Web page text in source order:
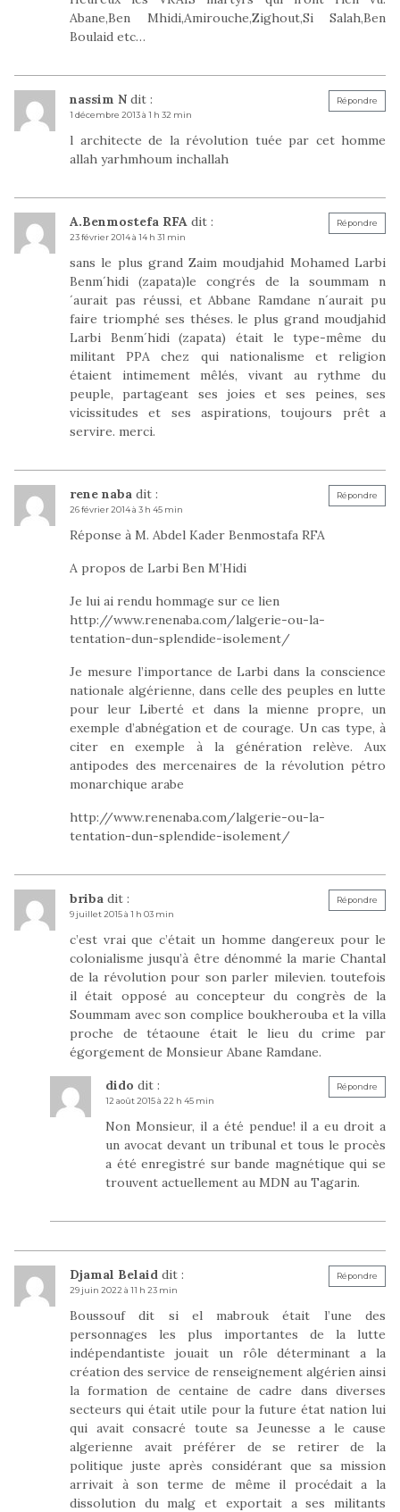
Abane,Ben Mhidi,Amirouche,Zighout,Si Salah,Ben
Boulaid etc…
nassim N dit :
1 décembre 2013 à 1 h 32 min
l architecte de la révolution tuée par cet homme
allah yarhmhoum inchallah
Répondre
A.Benmostefa RFA dit :
23 février 2014 à 14 h 31 min
sans le plus grand Zaim moudjahid Mohamed Larbi
Benm´hidi (zapata)le congrés de la soummam n
´aurait pas réussi, et Abbane Ramdane n´aurait pu
faire triomphé ses théses. le plus grand moudjahid
Larbi Benm´hidi (zapata) était le type-même du
militant PPA chez qui nationalisme et religion
étaient intimement mêlés, vivant au rythme du
peuple, partageant ses joies et ses peines, ses
vicissitudes et ses aspirations, toujours prêt a
servire. merci.
Répondre
rene naba dit :
26 février 2014 à 3 h 45 min
Réponse à M. Abdel Kader Benmostafa RFA
A propos de Larbi Ben M’Hidi
Je lui ai rendu hommage sur ce lien
http://www.renenaba.com/lalgerie-ou-la-
tentation-dun-splendide-isolement/
Je mesure l’importance de Larbi dans la conscience
nationale algérienne, dans celle des peuples en lutte
pour leur Liberté et dans la mienne propre, un
exemple d’abnégation et de courage. Un cas type, à
citer en exemple à la génération relève. Aux
antipodes des mercenaires de la révolution pétro
monarchique arabe
http://www.renenaba.com/lalgerie-ou-la-
tentation-dun-splendide-isolement/
Répondre
briba dit :
9 juillet 2015 à 1 h 03 min
c’est vrai que c’était un homme dangereux pour le
colonialisme jusqu’à être dénommé la marie Chantal
de la révolution pour son parler milevien. toutefois
il était opposé au concepteur du congrès de la
Soummam avec son complice boukherouba et la villa
proche de tétaoune était le lieu du crime par
égorgement de Monsieur Abane Ramdane.
Répondre
dido dit :
12 août 2015 à 22 h 45 min
Non Monsieur, il a été pendue! il a eu droit a
un avocat devant un tribunal et tous le procès
a été enregistré sur bande magnétique qui se
trouvent actuellement au MDN au Tagarin.
Répondre
Djamal Belaid dit :
29 juin 2022 à 11 h 23 min
Boussouf dit si el mabrouk était l’une des
personnages les plus importantes de la lutte
indépendantiste jouait un rôle déterminant a la
création des service de renseignement algérien ainsi
la formation de centaine de cadre dans diverses
secteurs qui était utile pour la future état nation lui
qui avait consacré toute sa Jeunesse a le cause
algerienne avait préférer de se retirer de la
politique juste après considérant que sa mission
arrivait à son terme de même il procédait a la
dissolution du malg et exportait a ses militants
Répondre